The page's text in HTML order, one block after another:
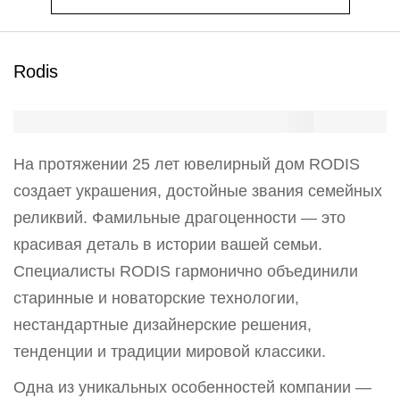
Rodis
На протяжении 25 лет ювелирный дом RODIS
создает украшения, достойные звания семейных
реликвий. Фамильные драгоценности — это
красивая деталь в истории вашей семьи.
Специалисты RODIS гармонично объединили
старинные и новаторские технологии,
нестандартные дизайнерские решения,
тенденции и традиции мировой классики.
Одна из уникальных особенностей компании —